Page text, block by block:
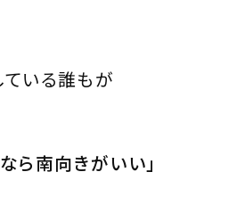
いる誰もが
ら南向きがいい」